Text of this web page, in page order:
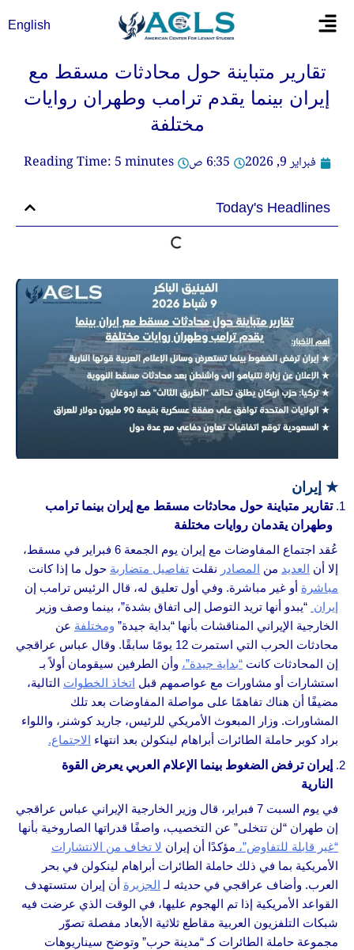
Flyout
English
تقارير متباينة حول محادثات مسقط مع
إيران بينما يقدم ترامب وطهران روايات
مختلفة
فبراير 9, 2026
6:35 ص Reading Time: 5minutes
Today's Headlines
★ إيران
تقارير متباينة حول محادثات مسقط مع إيران بينما ترامب
وطهران يقدمان روايات مختلفة
عُقد اجتماع المفاوضات مع إيران يوم الجمعة 6 فبراير في مسقط،
إلا أن العديد من المصادر نقلت تفاصيل متضاربة حول ما إذا كانت
مباشرة أو غير مباشرة. وفي أول تعليق له، قال الرئيس ترامب إن
إيران “يبدو أنها تريد التوصل إلى اتفاق بشدة”، بينما وصف وزير
الخارجية الإيراني المناقشات بأنها “بداية جيدة” ومختلفة عن
محادثات الحرب التي استمرت 12 يومًا سابقًا. وقال عباس عراقجي
إن المحادثات كانت “بداية جيدة”، وأن الطرفين سيقومان أولاً بـ
استشارات أو مشاورات مع عواصمهم قبل اتخاذ الخطوات التالية،
مضيفًا أن هناك تفاهمًا على مواصلة المفاوضات بعد تلك
المشاورات. وزار المبعوث الأمريكي للرئيس، جاريد كوشنر، واللواء
براد كوبر حاملة الطائرات أبراهام لينكولن بعد انتهاء الاجتماع.
إيران ترفض الضغوط بينما الإعلام العربي يعرض القوة
النارية
في يوم السبت 7 فبراير، قال وزير الخارجية الإيراني عباس عراقجي
إن طهران “لن تتخلى” عن التخصيب، واصفًا قدراتها الصاروخية بأنها
“غير قابلة للتفاوض”، مؤكدًا أن إيران لا تخاف من الانتشارات
الأمريكية بما في ذلك حاملة الطائرات أبراهام لينكولن في بحر
العرب. وأضاف عراقجي في حديثه لـ الجزيرة أن إيران ستستهدف
القواعد الأمريكية إذا تم الهجوم عليها، في الوقت الذي عرضت فيه
شبكات التلفزيون العربية مقاطع ثلاثية الأبعاد مفصلة تصوّر
مجموعة حاملة الطائرات كـ “مدينة حرب” وتوضح سيناريوهات